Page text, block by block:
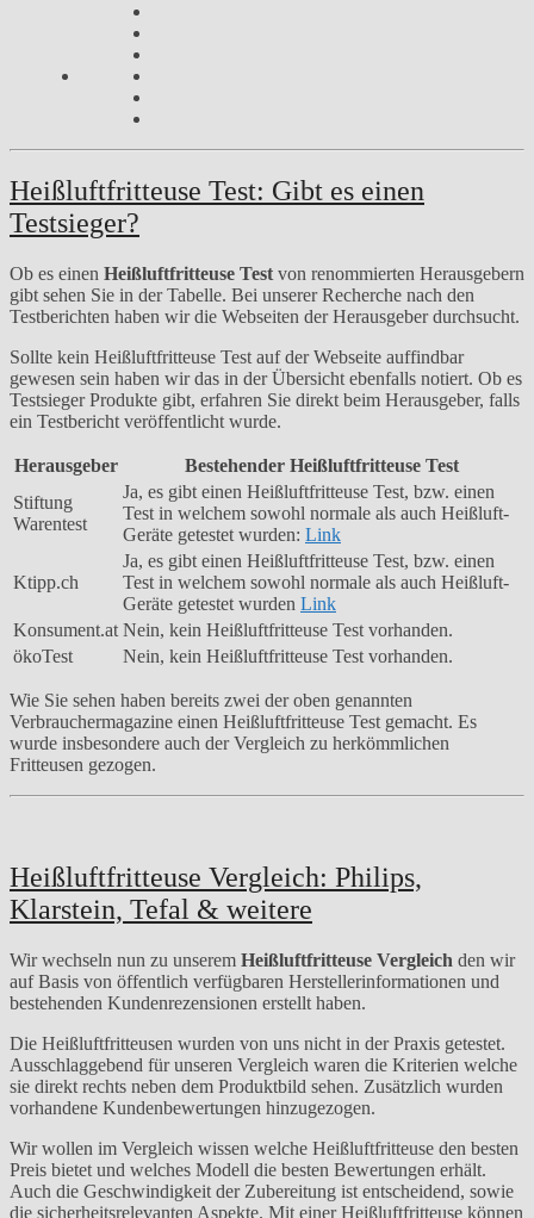
Heißluftfritteuse Test: Gibt es einen
Testsieger?
Ob es einen Heißluftfritteuse Test von renommierten Herausgebern
gibt sehen Sie in der Tabelle. Bei unserer Recherche nach den
Testberichten haben wir die Webseiten der Herausgeber durchsucht.
Sollte kein Heißluftfritteuse Test auf der Webseite auffindbar
gewesen sein haben wir das in der Übersicht ebenfalls notiert. Ob es
Testsieger Produkte gibt, erfahren Sie direkt beim Herausgeber, falls
ein Testbericht veröffentlicht wurde.
Herausgeber
Bestehender Heißluftfritteuse Test
Stiftung
Warentest
Ja, es gibt einen Heißluftfritteuse Test, bzw. einen
Test in welchem sowohl normale als auch Heißluft-
Geräte getestet wurden: Link
Ktipp.ch
Ja, es gibt einen Heißluftfritteuse Test, bzw. einen
Test in welchem sowohl normale als auch Heißluft-
Geräte getestet wurden Link
Konsument.at Nein, kein Heißluftfritteuse Test vorhanden.
ökoTest
Nein, kein Heißluftfritteuse Test vorhanden.
Wie Sie sehen haben bereits zwei der oben genannten
Verbrauchermagazine einen Heißluftfritteuse Test gemacht. Es
wurde insbesondere auch der Vergleich zu herkömmlichen
Fritteusen gezogen.
Heißluftfritteuse Vergleich: Philips,
Klarstein, Tefal & weitere
Wir wechseln nun zu unserem Heißluftfritteuse Vergleich den wir
auf Basis von öffentlich verfügbaren Herstellerinformationen und
bestehenden Kundenrezensionen erstellt haben.
Die Heißluftfritteusen wurden von uns nicht in der Praxis getestet.
Ausschlaggebend für unseren Vergleich waren die Kriterien welche
sie direkt rechts neben dem Produktbild sehen. Zusätzlich wurden
vorhandene Kundenbewertungen hinzugezogen.
Wir wollen im Vergleich wissen welche Heißluftfritteuse den besten
Preis bietet und welches Modell die besten Bewertungen erhält.
Auch die Geschwindigkeit der Zubereitung ist entscheidend, sowie
die sicherheitsrelevanten Aspekte. Mit einer Heißluftfritteuse können